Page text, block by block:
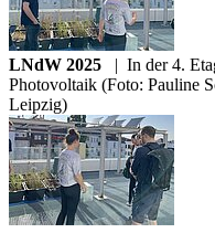
LNdW 2025 | In der 4.
Photovoltaik (Foto: Pauline
Leipzig)